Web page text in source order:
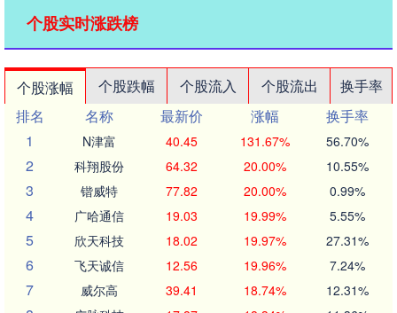
个股实时涨跌榜
个股涨幅 个股跌幅 个股流入 个股流出
换手率
排名
名称 最新价 涨幅
换手率
1
N津富 40.45 131.67% 56.70%
2 科翔股份 64.32 20.00% 10.55%
3 锴威特 77.82 20.00% 0.99%
4 广哈通信 19.03 19.99% 5.55%
5 欣天科技 18.02 19.97% 27.31%
6 飞天诚信 12.56 19.96% 7.24%
7 威尔高 39.41 18.74% 12.31%